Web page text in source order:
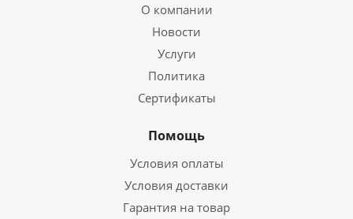
О компании
Новости
Услуги
Политика
Сертификаты
Помощь
Условия оплаты
Условия доставки
Гарантия на товар